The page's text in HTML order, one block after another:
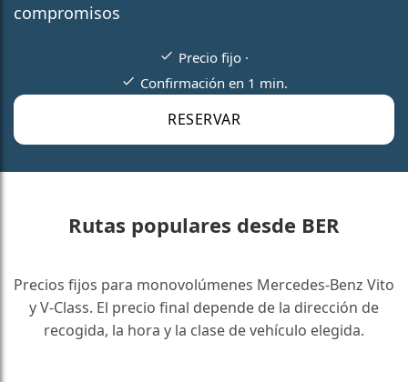
compromisos
RESERVAR
Precio fijo ·
Confirmación en 1 min.
Rutas populares desde BER
Precios fijos para monovolúmenes Mercedes-Benz Vito
y V-Class. El precio final depende de la dirección de
recogida, la hora y la clase de vehículo elegida.